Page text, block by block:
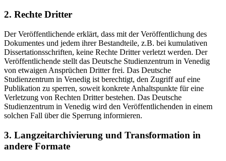
2. Rechte Dritter
Der Veröffentlichende erklärt, dass mit der Veröffentlichung des
Dokumentes und jedem ihrer Bestandteile, z.B. bei kumulativen
Dissertationsschriften, keine Rechte Dritter verletzt werden. Der
Veröffentlichende stellt das Deutsche Studienzentrum in Venedig
von etwaigen Ansprüchen Dritter frei. Das Deutsche
Studienzentrum in Venedig ist berechtigt, den Zugriff auf eine
Publikation zu sperren, soweit konkrete Anhaltspunkte für eine
Verletzung von Rechten Dritter bestehen. Das Deutsche
Studienzentrum in Venedig wird den Veröffentlichenden in einem
solchen Fall über die Sperrung informieren.
3. Langzeitarchivierung und Transformation in
andere Formate